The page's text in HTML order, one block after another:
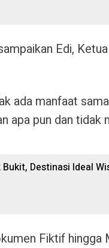
Edi,
ada manfaat
apa pun dan tidak
Destinasi Ideal
Fiktif